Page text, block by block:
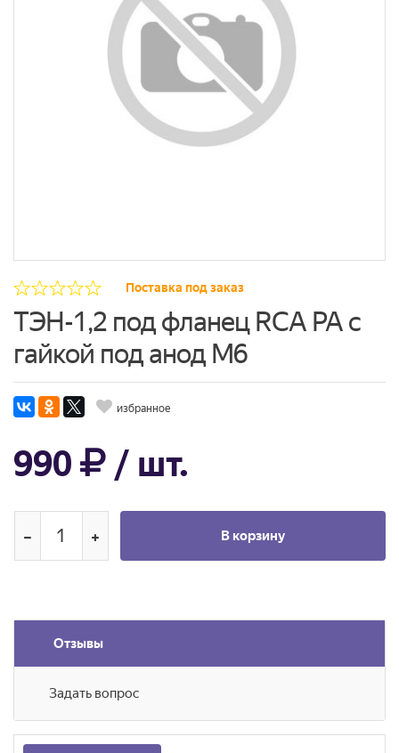
Поставка под заказ
ТЭН-1,2 под фланец RCA PA с
гайкой под анод М6
избранное
990 / шт.
В корзину
Отзывы
Задать вопрос